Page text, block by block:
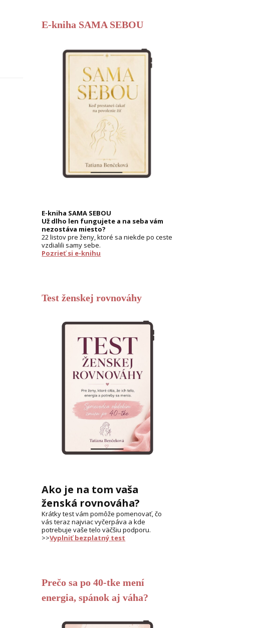
E-kniha SAMA SEBOU
E-kniha SAMA SEBOU
Už dlho len fungujete a na seba vám
nezostáva miesto?
22 listov pre ženy, ktoré sa niekde po ceste
vzdialili samy sebe.
Pozrieť si e-knihu
Test ženskej rovnováhy
Ako je na tom vaša
ženská rovnováha?
Krátky test vám pomôže pomenovať, čo
vás teraz najviac vyčerpáva a kde
potrebuje vaše telo väčšiu podporu.
>>Vyplniť bezplatný test
Prečo sa po 40-tke mení
energia, spánok aj váha?